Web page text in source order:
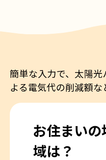
簡単な入力で、太陽
よる電気代の削減額な
お住まいの
域は？